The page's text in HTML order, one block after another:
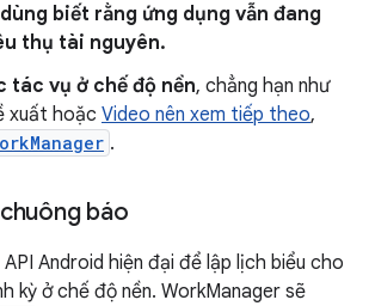
biết rằng ứng dụng vẫn đang
thụ tài nguyên.
tác vụ ở chế độ nền, chẳng hạn như
xuất hoặc Video nên xem tiếp theo,
.
báo
API Android hiện đại để lập lịch biểu cho
kỳ ở chế độ nền. WorkManager sẽ